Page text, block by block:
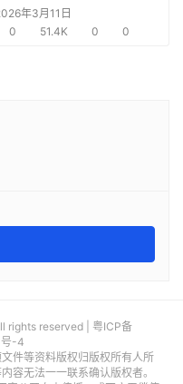
年3月11日
0
51.4K 0 0
reserved | 粤ICP备
-4
件等资料版权归版权所有人所
容无法一一联系确认版权者。